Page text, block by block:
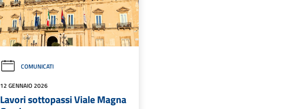
COMUNICATI
12 GENNAIO 2026
Lavori sottopassi Viale Magna